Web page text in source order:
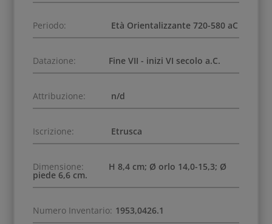
Periodo: Età Orientalizzante 720-580 aC
Datazione: Fine VII - inizi VI secolo a.C.
Attribuzione: n/d
Iscrizione: Etrusca
Dimensione: H 8,4 cm; Ø orlo 14,0-15,3; Ø
piede 6,6 cm.
Numero Inventario: 1953,0426.1